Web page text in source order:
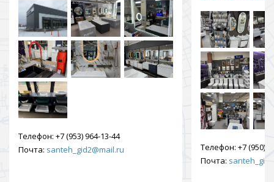
Телефон: +7 (953) 964-13-44
Почта: santeh_gid2@mail.ru Телефон: +7 (950)
Почта: